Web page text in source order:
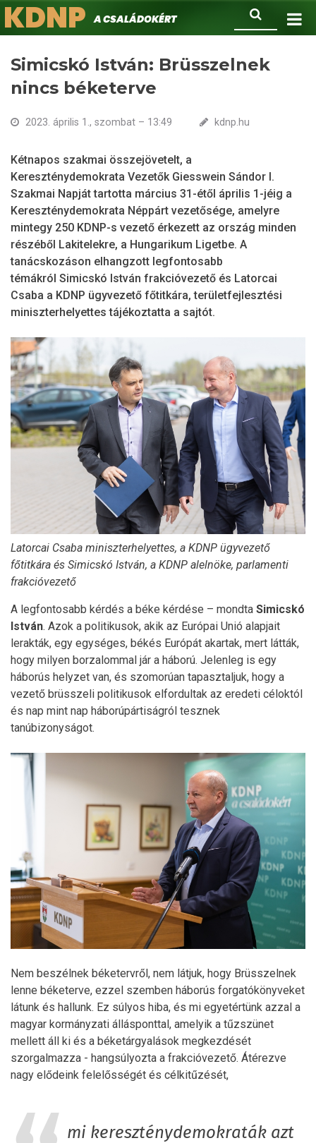
Ugrás
a
Keresés
KDNPA családokért.
Simicskó István: Brüsszelnek
nincs béketerve
2023. április 1., szombat – 13:49 kdnp.hu
Kétnapos szakmai összejövetelt, a
Kereszténydemokrata Vezetők Giesswein Sándor I.
Szakmai Napját tartotta március 31-étől április 1-jéig a
Kereszténydemokrata Néppárt vezetősége, amelyre
mintegy 250 KDNP-s vezető érkezett az ország minden
részéből Lakitelekre, a Hungarikum Ligetbe. A
tanácskozáson elhangzott legfontosabb
témákról Simicskó István frakcióvezető és Latorcai
Csaba a KDNP ügyvezető főtitkára, területfejlesztési
miniszterhelyettes tájékoztatta a sajtót.
Latorcai Csaba miniszterhelyettes, a KDNP ügyvezető
főtitkára és Simicskó István, a KDNP alelnöke, parlamenti
frakcióvezető
A legfontosabb kérdés a béke kérdése – mondta Simicskó
István. Azok a politikusok, akik az Európai Unió alapjait
lerakták, egy egységes, békés Európát akartak, mert látták,
hogy milyen borzalommal jár a háború. Jelenleg is egy
háborús helyzet van, és szomorúan tapasztaljuk, hogy a
vezető brüsszeli politikusok elfordultak az eredeti céloktól
és nap mint nap háborúpártiságról tesznek
tanúbizonyságot.
Nem beszélnek béketervről, nem látjuk, hogy Brüsszelnek
lenne béketerve, ezzel szemben háborús forgatókönyveket
látunk és hallunk. Ez súlyos hiba, és mi egyetértünk azzal a
magyar kormányzati állásponttal, amelyik a tűzszünet
mellett áll ki és a béketárgyalások megkezdését
szorgalmazza - hangsúlyozta a frakcióvezető. Átérezve
nagy elődeink felelősségét és célkitűzését,
mi kereszténydemokraták azt